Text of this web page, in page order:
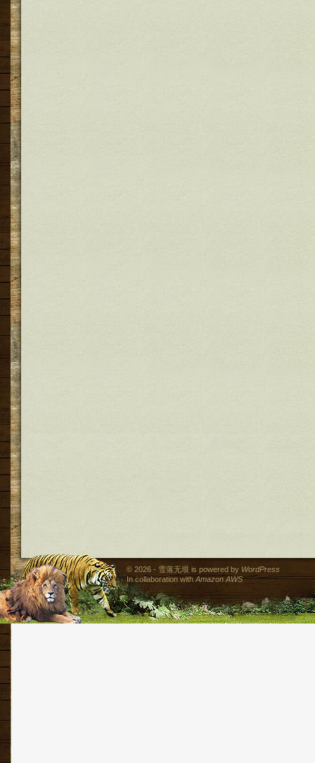
© 2026 - 雪落无垠 is powered by WordPress
In collaboration withAmazon AWS